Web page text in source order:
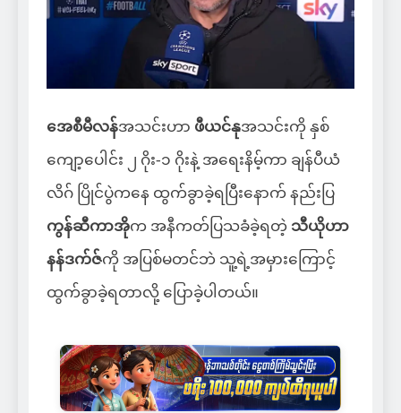
အေစီမီလန်အသင်းဟာ ဖီယင်နုအသင်းကို နှစ်
ကျော့ပေါင်း ၂ ဂိုး-၁ ဂိုးနဲ့ အရေးနိမ့်ကာ ချန်ပီယံ
လိဂ် ပြိုင်ပွဲကနေ ထွက်ခွာခဲ့ရပြီးနောက် နည်းပြ
ကွန်ဆီကာအိုက အနီကတ်ပြသခံခဲ့ရတဲ့ သီယိုဟာ
နန်ဒက်ဇ်ကို အပြစ်မတင်ဘဲ သူ့ရဲ့အမှားကြောင့်
ထွက်ခွာခဲ့ရတာလို့ ပြောခဲ့ပါတယ်။